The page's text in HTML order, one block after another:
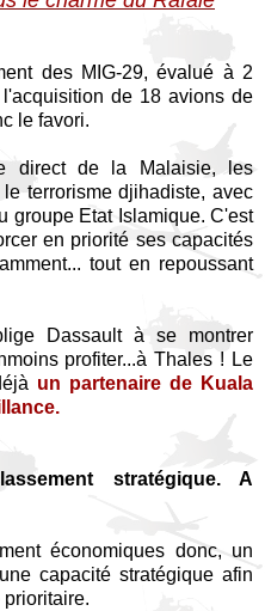
des MIG-29, évalué à 2
de 18 avions de
le favori.
direct de la Malaisie, les
terrorisme djihadiste, avec
groupe Etat Islamique. C'est
en priorité ses capacités
tout en repoussant
Dassault à se montrer
profiter...à Thales ! Le
un partenaire de Kuala
stratégique. A
économiques donc, un
capacité stratégique afin